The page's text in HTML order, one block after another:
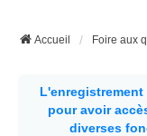
Accueil Foire aux
pour avoir
diverses